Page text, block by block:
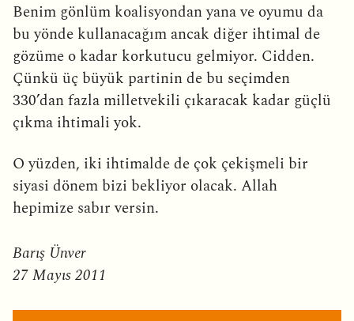
Benim gönlüm koalisyondan yana ve oyumu da
bu yönde kullanacağım ancak diğer ihtimal de
gözüme o kadar korkutucu gelmiyor. Cidden.
Çünkü üç büyük partinin de bu seçimden
330’dan fazla milletvekili çıkaracak kadar güçlü
çıkma ihtimali yok.
O yüzden, iki ihtimalde de çok çekişmeli bir
siyasi dönem bizi bekliyor olacak. Allah
hepimize sabır versin.
Barış Ünver
27 Mayıs 2011